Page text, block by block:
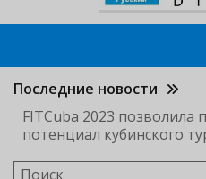
Последние новости
FITCuba 2023 позволила
потенциал кубинского
Поиск